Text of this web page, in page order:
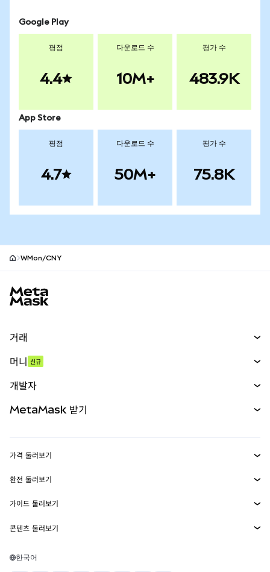
Google Play
평점
4.4
다운로드 수
10M+
평가 수
483.9K
App Store
평점
4.7
다운로드 수
50M+
평가 수
75.8K
WMon/CNY
거래
무기한 선물
실물자산
머니 신규
개발자
MetaMask Connect
Snaps
웹3 서비스
MetaMask 받기
보안
고객 지원
채용
가격 둘러보기
이더리움 가격
솔라나 가격
테더 가격
환전 둘러보기
ETH를 USD로 환전
USDT를 INR로 환전
BTC를 INR로 환전
가이드 둘러보기
ETH 매수
콘텐츠 둘러보기
솔라나 지갑
한국어